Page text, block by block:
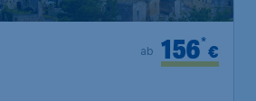
€
156*
ab